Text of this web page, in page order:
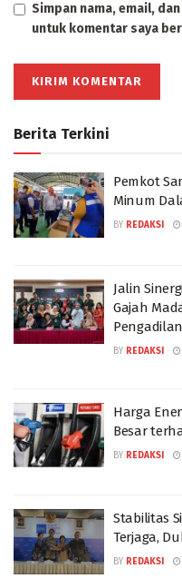
Simpan nama, email,
untuk komentar saya
Berita Terkini
Pemkot
Minum
BY REDAKSI
Jalin
Gajah
BY REDAKSI
Harga
Besar
BY REDAKSI
Stabilitas
Terjaga,
BY REDAKSI